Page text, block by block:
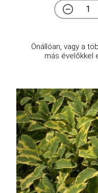
Önállóan, vagy a
más évelőkkel